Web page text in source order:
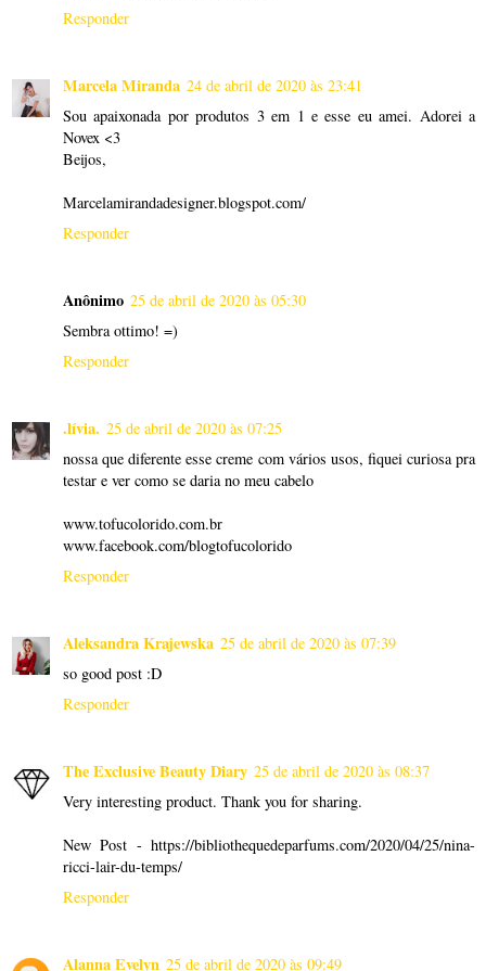
Responder
Marcela Miranda 24 de abril de 2020 às 23:41
Sou apaixonada por produtos 3 em 1 e esse eu amei. Adorei a
Novex <3
Beijos,
Marcelamirandadesigner.blogspot.com/
Responder
Anônimo 25 de abril de 2020 às 05:30
Sembra ottimo! =)
Responder
.lívia. 25 de abril de 2020 às 07:25
nossa que diferente esse creme com vários usos, fiquei curiosa pra
testar e ver como se daria no meu cabelo
www.tofucolorido.com.br
www.facebook.com/blogtofucolorido
Responder
Aleksandra Krajewska 25 de abril de 2020 às 07:39
so good post :D
Responder
The Exclusive Beauty Diary 25 de abril de 2020 às 08:37
Very interesting product. Thank you for sharing.
New Post - https://bibliothequedeparfums.com/2020/04/25/nina-
ricci-lair-du-temps/
Responder
Alanna Evelyn 25 de abril de 2020 às 09:49